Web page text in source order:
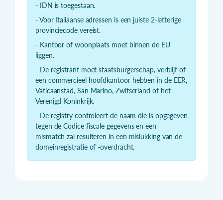
- IDN is toegestaan.
- Voor Italiaanse adressen is een juiste 2-letterige
provinciecode vereist.
- Kantoor of woonplaats moet binnen de EU
liggen.
- De registrant moet staatsburgerschap, verblijf of
een commercieel hoofdkantoor hebben in de EER,
Vaticaanstad, San Marino, Zwitserland of het
Verenigd Koninkrijk.
- De registry controleert de naam die is opgegeven
tegen de Codice fiscale gegevens en een
mismatch zal resulteren in een mislukking van de
domeinregistratie of -overdracht.